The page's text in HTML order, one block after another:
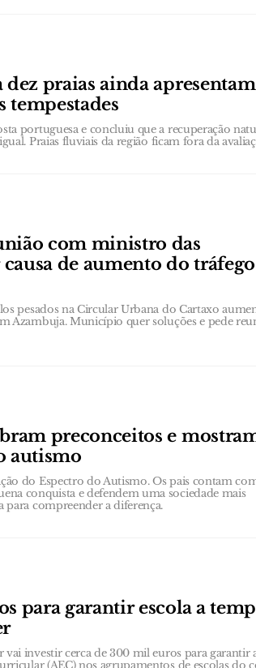
dez praias ainda apresentam
tempestades
portuguesa e concluiu que a recuperação
Praias fluviais da região ficam fora da
com ministro das
de aumento do
pesados na Circular Urbana do Cartaxo
Azambuja. Município quer soluções e pede
preconceitos e
autismo
do Espectro do Autismo. Os pais contam
conquista e defendem uma sociedade mais
compreender a diferença.
para garantir escola a
investir cerca de 300 mil euros para garantir
(AEC) nos agrupamentos de escolas do